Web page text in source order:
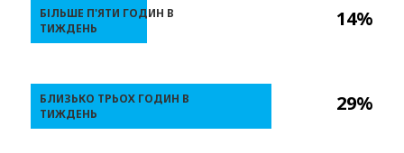
14%
29%
БІЛЬШЕ П'ЯТИ ГОДИН В
ТИЖДЕНЬ
БЛИЗЬКО ТРЬОХ ГОДИН В
ТИЖДЕНЬ